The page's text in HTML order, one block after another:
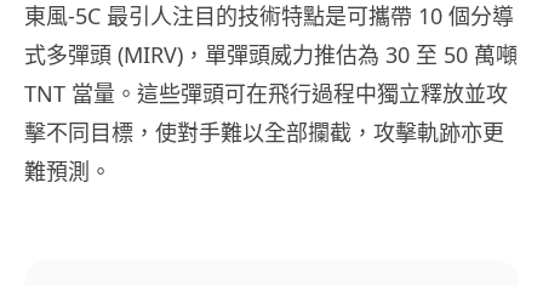
東風-5C 最引人注目的技術特點是可攜帶 10 個分導
式多彈頭 (MIRV)，單彈頭威力推估為 30 至 50 萬噸
TNT 當量。這些彈頭可在飛行過程中獨立釋放並攻
擊不同目標，使對手難以全部攔截，攻擊軌跡亦更
難預測。